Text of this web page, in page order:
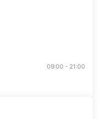
09:00 - 21:00